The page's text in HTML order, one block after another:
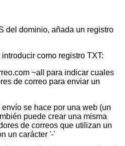
del dominio, añada un registro
como registro TXT:
~all para indicar cuales
de correo para enviar un
se hace por una web (un
puede crear una misma
de correos que utilizan un
un carácter '-'